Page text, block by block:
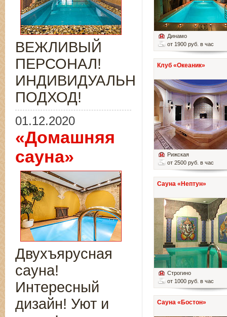
Динамо
от 1900 руб. в час
Клуб «Океаник»
Рижская
от 2500 руб. в час
Сауна «Нептун»
Строгино
от 1000 руб. в час
Сауна «Бостон»
ВЕЖЛИВЫЙ
ПЕРСОНАЛ!
ИНДИВИДУАЛЬНЫЙ
ПОДХОД!
01.12.2020
«Домашняя
сауна»
Двухъярусная
сауна!
Интересный
дизайн! Уют и